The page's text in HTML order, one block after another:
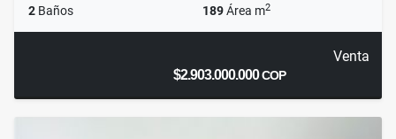
2 Baños 189Área m2
Venta
$2.903.000.000COP